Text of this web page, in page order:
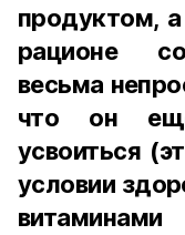
продуктом,
рационе
весьма
что он
усвоиться
условии